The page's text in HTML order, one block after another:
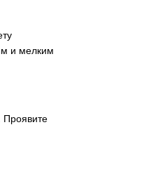
и мелким
Проявите